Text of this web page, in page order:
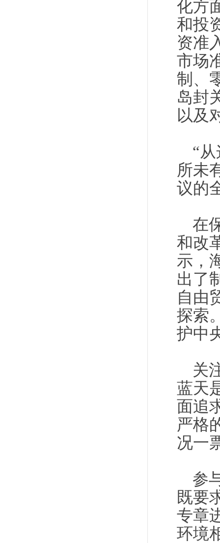
化方
和投
资准
市场
制、
岛封
以及
“
所未
议的
在
和改
示，
出了
自由
探索
护中
关
蓝天
面追
严格
况一
参
既要
专章
环境